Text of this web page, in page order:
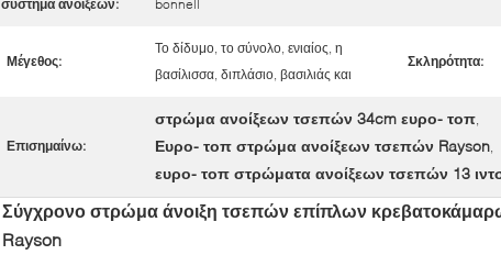
σύστημα ανοίξεων:
bonnell
Μέγεθος:
Το δίδυμο, το σύνολο, ενιαίος, η
βασίλισσα, διπλάσιο, βασιλιάς και
Σκληρότητα:
Επισημαίνω:
στρώμα ανοίξεων τσεπών 34cm ευρο- τοπ,
Ευρο- τοπ στρώμα ανοίξεων τσεπών Rayson,
ευρο- τοπ στρώματα ανοίξεων τσεπών 13
Σύγχρονο στρώμα άνοιξη τσεπών επίπλων
Rayson